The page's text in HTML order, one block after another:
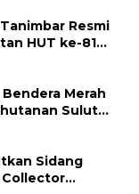
Resmi
HUT ke-81
Perkuat
Bendera Merah
Sulut
Sidang
Collector